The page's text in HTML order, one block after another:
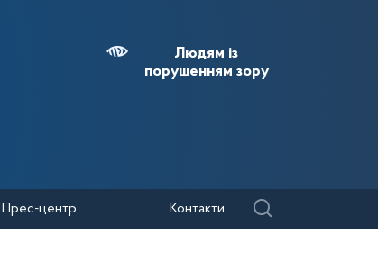
Людям із
порушенням зору
Прес-центр Контакти